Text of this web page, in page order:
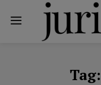
Tag: